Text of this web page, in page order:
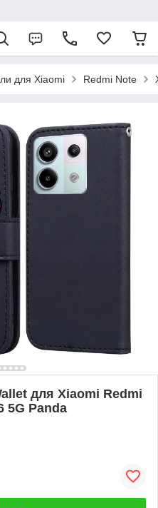
для Xiaomi Redmi Note
для Xiaomi Redmi
5G Panda